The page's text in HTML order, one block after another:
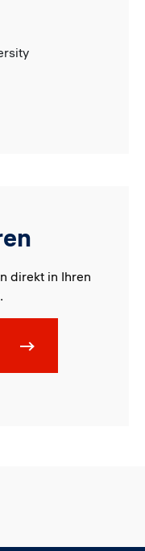
direkt in Ihren